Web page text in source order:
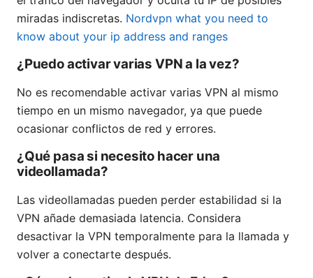
miradas indiscretas. Nordvpn what you need to
know about your ip address and ranges
¿Puedo activar varias VPN a la vez?
No es recomendable activar varias VPN al mismo
tiempo en un mismo navegador, ya que puede
ocasionar conflictos de red y errores.
¿Qué pasa si necesito hacer una
videollamada?
Las videollamadas pueden perder estabilidad si la
VPN añade demasiada latencia. Considera
desactivar la VPN temporalmente para la llamada y
volver a conectarte después.